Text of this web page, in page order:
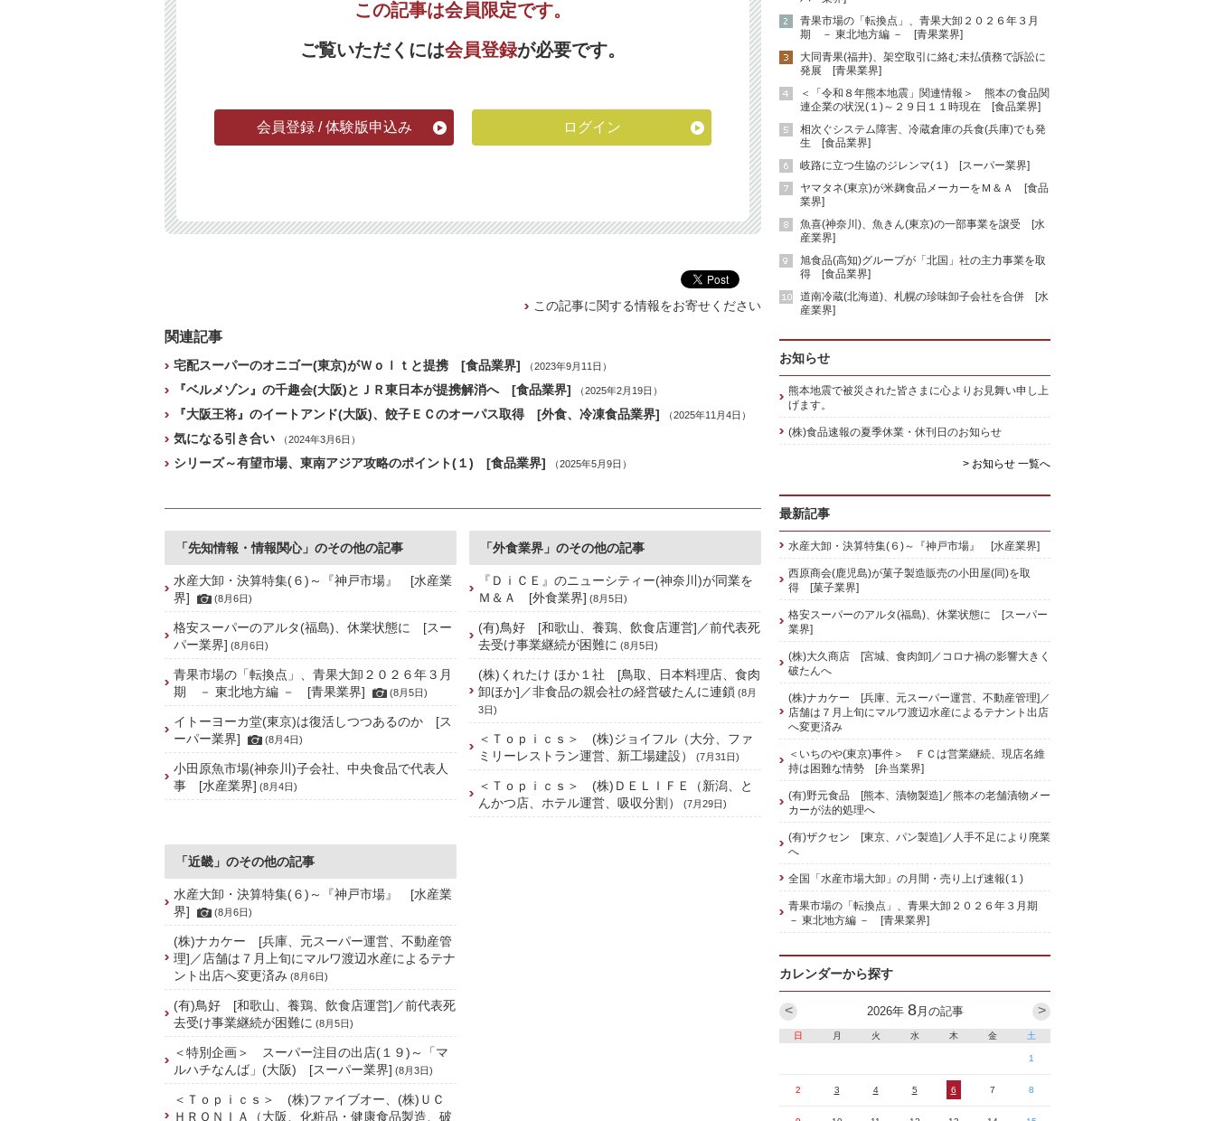
この記事は会員限定です。
ご覧いただくには会員登録が必要です。
会員登録 / 体験版申込み ログイン
この記事に関する情報をお寄せください
関連記事
宅配スーパーのオニゴー(東京)がＷｏｌｔと提携 [食品業界] （2023年9月11日）
『ベルメゾン』の千趣会(大阪)とＪＲ東日本が提携解消へ [食品業界] （2025年2月19日）
『大阪王将』のイートアンド(大阪)、餃子ＥＣのオーパス取得 [外食、冷凍食品業界] （2025年11月4日）
気になる引き合い （2024年3月6日）
シリーズ～有望市場、東南アジア攻略のポイント(１) [食品業界] （2025年5月9日）
「先知情報・情報関心」のその他の記事
水産大卸・決算特集(６)～『神戸市場』 [水産業
界]
(8月6日)
格安スーパーのアルタ(福島)、休業状態に [スー
パー業界] (8月6日)
青果市場の「転換点」、青果大卸２０２６年３月
期 － 東北地方編 － [青果業界]
(8月5日)
イトーヨーカ堂(東京)は復活しつつあるのか [ス
ーパー業界]
(8月4日)
小田原魚市場(神奈川)子会社、中央食品で代表人
事 [水産業界] (8月4日)
「外食業界」のその他の記事
『ＤｉＣＥ』のニューシティー(神奈川)が同業を
Ｍ＆Ａ [外食業界] (8月5日)
(有)鳥好 [和歌山、養鶏、飲食店運営]／前代表死
去受け事業継続が困難に (8月5日)
(株)くれたけ ほか１社 [鳥取、日本料理店、食肉
卸ほか]／非食品の親会社の経営破たんに連鎖 (8月
3日)
＜Ｔｏｐｉｃｓ＞ (株)ジョイフル（大分、ファ
ミリーレストラン運営、新工場建設）
(7月31日)
＜Ｔｏｐｉｃｓ＞ (株)ＤＥＬＩＦＥ（新潟、と
んかつ店、ホテル運営、吸収分割）
(7月29日)
「近畿」のその他の記事
水産大卸・決算特集(６)～『神戸市場』 [水産業
界]
(8月6日)
(株)ナカケー [兵庫、元スーパー運営、不動産管
理]／店舗は７月上旬にマルワ渡辺水産によるテナ
ント出店へ変更済み (8月6日)
(有)鳥好 [和歌山、養鶏、飲食店運営]／前代表死
去受け事業継続が困難に (8月5日)
＜特別企画＞ スーパー注目の出店(１９)～「マ
ルハチなんば」(大阪) [スーパー業界] (8月3日)
＜Ｔｏｐｉｃｓ＞ (株)ファイブオー、(株)ＵＣ
ＨＲＯＮＩＡ（大阪、化粧品・健康食品製造、破
青果市場の「転換点」、青果大卸２０２６年３月
期 － 東北地方編 － [青果業界]
大同青果(福井)、架空取引に絡む未払債務で訴訟に
発展 [青果業界]
＜「令和８年熊本地震」関連情報＞ 熊本の食品関
連企業の状況(１)～２９日１１時現在 [食品業界]
相次ぐシステム障害、冷蔵倉庫の兵食(兵庫)でも発
生 [食品業界]
岐路に立つ生協のジレンマ(１) [スーパー業界]
ヤマタネ(東京)が米麹食品メーカーをＭ＆Ａ [食品
業界]
魚喜(神奈川)、魚きん(東京)の一部事業を譲受 [水
産業界]
旭食品(高知)グループが「北国」社の主力事業を取
得 [食品業界]
道南冷蔵(北海道)、札幌の珍味卸子会社を合併 [水
産業界]
お知らせ
熊本地震で被災された皆さまに心よりお見舞い申し上
げます。
(株)食品速報の夏季休業・休刊日のお知らせ
> お知らせ 一覧へ
最新記事
水産大卸・決算特集(６)～『神戸市場』 [水産業界]
西原商会(鹿児島)が菓子製造販売の小田屋(同)を取
得 [菓子業界]
格安スーパーのアルタ(福島)、休業状態に [スーパー
業界]
(株)大久商店 [宮城、食肉卸]／コロナ禍の影響大きく
破たんへ
(株)ナカケー [兵庫、元スーパー運営、不動産管理]／
店舗は７月上旬にマルワ渡辺水産によるテナント出店
へ変更済み
＜いちのや(東京)事件＞ ＦＣは営業継続、現店名維
持は困難な情勢 [弁当業界]
(有)野元食品 [熊本、漬物製造]／熊本の老舗漬物メー
カーが法的処理へ
(有)ザクセン [東京、パン製造]／人手不足により廃業
へ
全国「水産市場大卸」の月間・売り上げ速報(１)
青果市場の「転換点」、青果大卸２０２６年３月期
－ 東北地方編 － [青果業界]
カレンダーから探す
2026年 8月の記事 >
<
日 月 火 水 木 金 土
1
2 3 4 5 6 7 8